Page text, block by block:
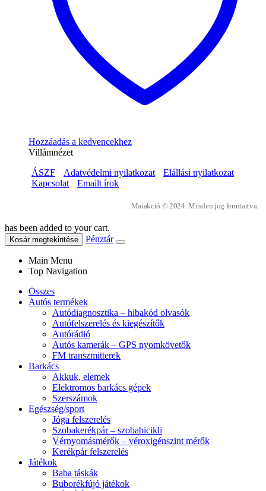
Hozzáadás a kedvencekhez
Villámnézet
ÁSZF
Adatvédelmi nyilatkozat
Elállási nyilatkozat
Kapcsolat
Emailt írok
Maiakció © 2024. Minden jog fenntartva.
has been added to your cart.
Kosár megtekintése Pénztár
Main Menu
Top Navigation
Összes
Autós termékek
Autódiagnosztika – hibakód olvasók
Autófelszerelés és kiegészítők
Autórádió
Autós kamerák – GPS nyomkövetők
FM transzmitterek
Barkács
Akkuk, elemek
Elektromos barkács gépek
Szerszámok
Egészség/sport
Jóga felszerelés
Szobakerékpár – szobabicikli
Vérnyomásmérők – véroxigénszint mérők
Kerékpár felszerelés
Játékok
Baba táskák
Buborékfújó játékok